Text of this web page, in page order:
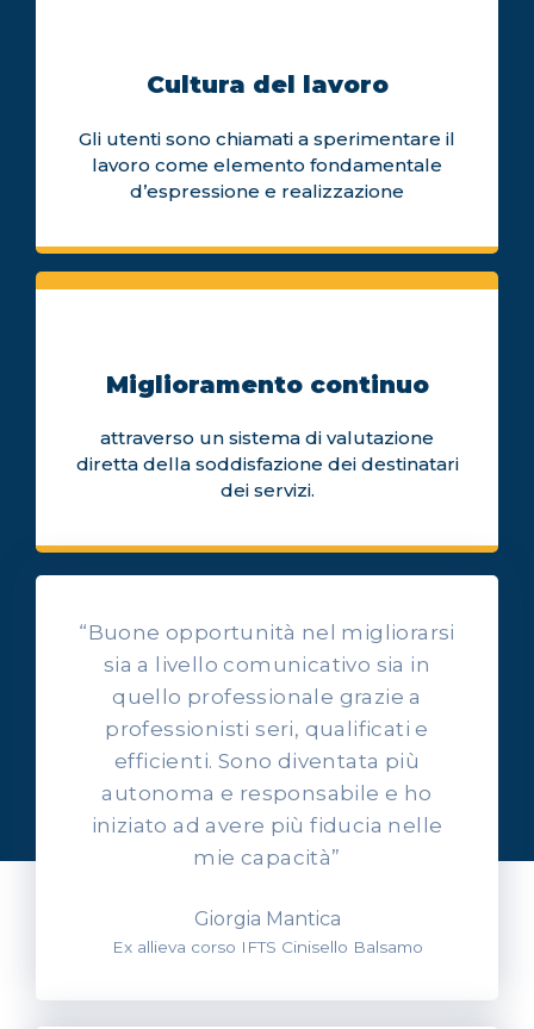
Cultura del lavoro
Gli utenti sono chiamati a sperimentare il
lavoro come elemento fondamentale
d’espressione e realizzazione
Miglioramento continuo
attraverso un sistema di valutazione
diretta della soddisfazione dei destinatari
dei servizi.
OPINIONI DEI NOSTRI ALLIEVI
Ascolta l'esperienza dei
nostri allievi
“Buone opportunità nel migliorarsi
sia a livello comunicativo sia in
quello professionale grazie a
professionisti seri, qualificati e
efficienti. Sono diventata più
autonoma e responsabile e ho
iniziato ad avere più fiducia nelle
mie capacità”
Giorgia Mantica
Ex allieva corso IFTS Cinisello Balsamo